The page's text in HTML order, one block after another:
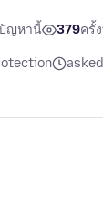
ญหานี้ 379ครั้